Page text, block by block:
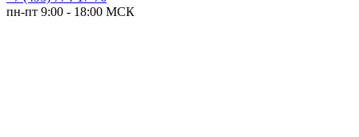
пн-пт 9:00 - 18:00 МСК